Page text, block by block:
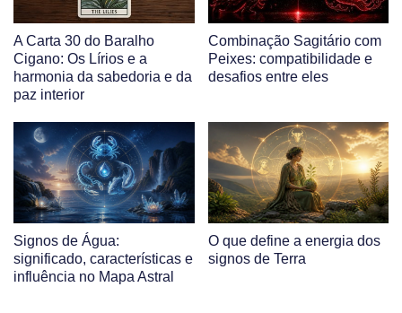
A Carta 30 do Baralho
Cigano: Os Lírios e a
harmonia da sabedoria e da
paz interior
Combinação Sagitário com
Peixes: compatibilidade e
desafios entre eles
Signos de Água:
significado, características e
influência no Mapa Astral
O que define a energia dos
signos de Terra